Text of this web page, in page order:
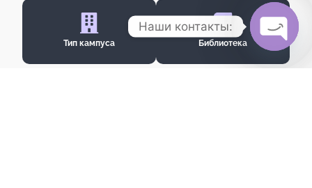
Тип кампуса Библиотека
Наши контакты:
Open